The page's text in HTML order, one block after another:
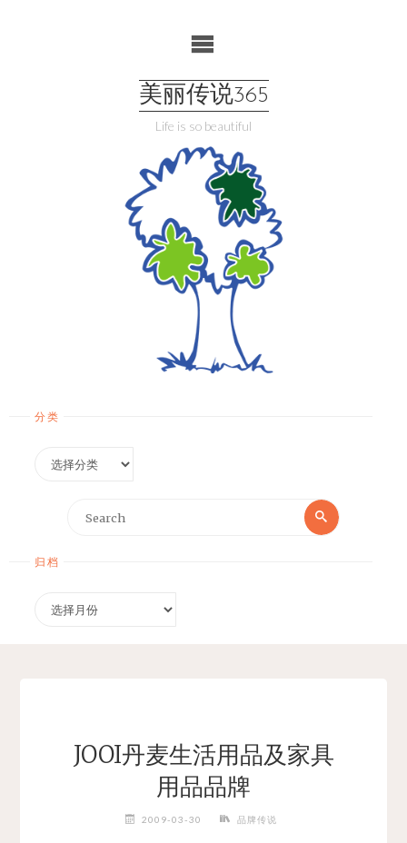
美丽传说365
Life is so beautiful
分类
Search
Search
归档
JOOI丹麦生活用品及家具
用品品牌
2009-03-30 品牌传说